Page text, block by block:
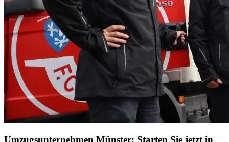
Umzugsunternehmen Münster: Starten Sie jetzt in